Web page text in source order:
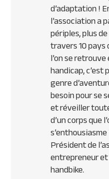
d’adaptation !
l’association a
périples, plus
travers 10 pays
l’on se
handicap, c’est
genre d’
besoin pour se
et réveiller
d’un corps que l’
Président de
entrepreneur
handbike.